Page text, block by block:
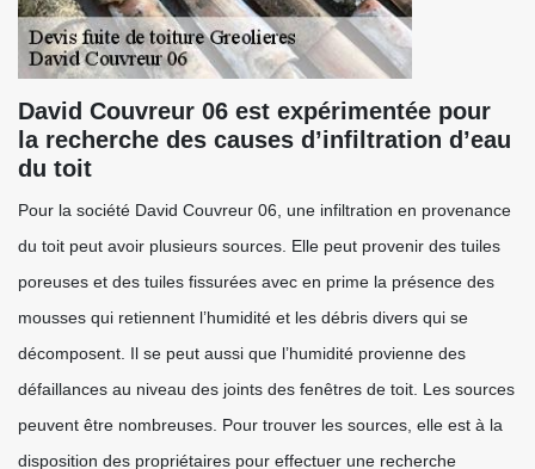
David Couvreur 06 est expérimentée pour
la recherche des causes d’infiltration d’eau
du toit
Pour la société David Couvreur 06, une infiltration en provenance
du toit peut avoir plusieurs sources. Elle peut provenir des tuiles
poreuses et des tuiles fissurées avec en prime la présence des
mousses qui retiennent l’humidité et les débris divers qui se
décomposent. Il se peut aussi que l’humidité provienne des
défaillances au niveau des joints des fenêtres de toit. Les sources
peuvent être nombreuses. Pour trouver les sources, elle est à la
disposition des propriétaires pour effectuer une recherche